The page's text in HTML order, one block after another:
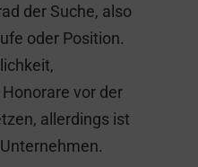
der Suche, also
oder Position.
vor der
allerdings ist